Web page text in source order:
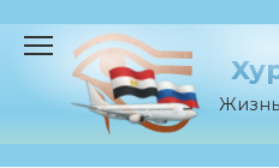
содержанию
Жизнь